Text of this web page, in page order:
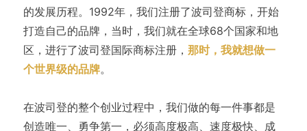
的发展历程。1992年，我们注册了波司登商标，开始
打造自己的品牌，当时，我们就在全球68个国家和地
区，进行了波司登国际商标注册， 那时，我就想做一
个世界级的品牌。
在波司登的整个创业过程中，我们做的每一件事都是
创造唯一、勇争第一，必须高度极高、速度极快、成